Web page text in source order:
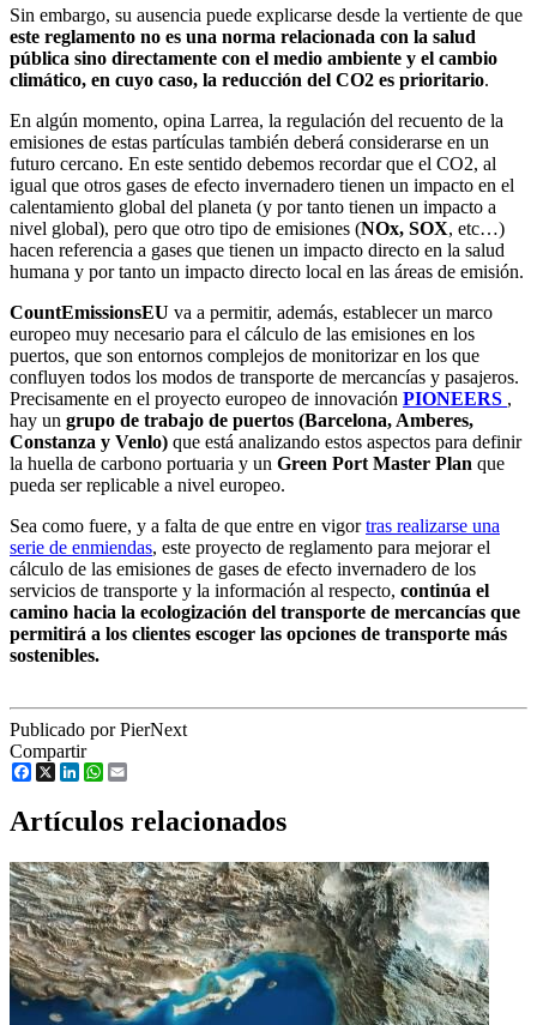
Sin embargo, su ausencia puede explicarse desde la vertiente de que
este reglamento no es una norma relacionada con la salud
pública sino directamente con el medio ambiente y el cambio
climático, en cuyo caso, la reducción del CO2 es prioritario.
En algún momento, opina Larrea, la regulación del recuento de la
emisiones de estas partículas también deberá considerarse en un
futuro cercano. En este sentido debemos recordar que el CO2, al
igual que otros gases de efecto invernadero tienen un impacto en el
calentamiento global del planeta (y por tanto tienen un impacto a
nivel global), pero que otro tipo de emisiones (NOx, SOX, etc…)
hacen referencia a gases que tienen un impacto directo en la salud
humana y por tanto un impacto directo local en las áreas de emisión.
CountEmissionsEU va a permitir, además, establecer un marco
europeo muy necesario para el cálculo de las emisiones en los
puertos, que son entornos complejos de monitorizar en los que
confluyen todos los modos de transporte de mercancías y pasajeros.
Precisamente en el proyecto europeo de innovación PIONEERS ,
hay un grupo de trabajo de puertos (Barcelona, Amberes,
Constanza y Venlo) que está analizando estos aspectos para definir
la huella de carbono portuaria y un Green Port Master Plan que
pueda ser replicable a nivel europeo.
Sea como fuere, y a falta de que entre en vigortras realizarse una
serie de enmiendas, este proyecto de reglamento para mejorar el
cálculo de las emisiones de gases de efecto invernadero de los
servicios de transporte y la información al respecto, continúa el
camino hacia la ecologización del transporte de mercancías que
permitirá a los clientes escoger las opciones de transporte más
sostenibles.
Publicado por PierNext
Compartir
Facebook
X LinkedInWhatsApp
Artículos relacionados